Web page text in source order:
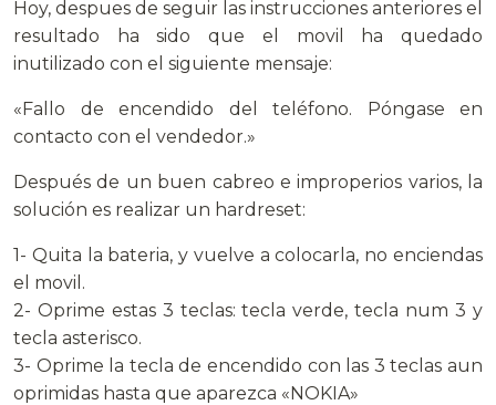
Hoy, despues de seguir las instrucciones anteriores el
resultado ha sido que el movil ha quedado
inutilizado con el siguiente mensaje:
«Fallo de encendido del teléfono. Póngase en
contacto con el vendedor.»
Después de un buen cabreo e improperios varios, la
solución es realizar un hardreset:
1- Quita la bateria, y vuelve a colocarla, no enciendas
el movil.
2- Oprime estas 3 teclas: tecla verde, tecla num 3 y
tecla asterisco.
3- Oprime la tecla de encendido con las 3 teclas aun
oprimidas hasta que aparezca «NOKIA»